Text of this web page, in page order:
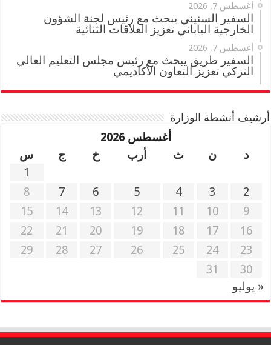
أغسطس 7, 2026
السفير السنيني يبحث مع رئيس لجنة الشؤون
الخارجية الياباني تعزيز العلاقات الثنائية
أغسطس 7, 2026
السفير طريق يبحث مع رئيس مجلس التعليم العالي
التركي تعزيز التعاون الأكاديمي
أرشيف أنشطة الوزارة
أغسطس 2026
د
ن ث أرب خ ج
س
1
2
3
4
5
6
7
8
9
10
11
12
13
14
15
16
17
18
19
20
21
22
23
24
25
26
27
28
29
30
31
« يوليو